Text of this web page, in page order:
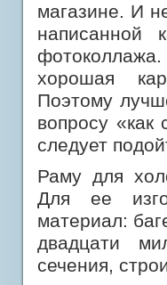
магазине. И
написанной
хорошая
Поэтому
вопросу «как
следует
Раму для
Для ее
материал:
двадцати
сечения,